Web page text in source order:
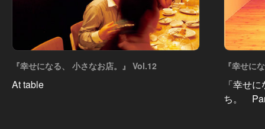
『幸せになる、 小さなお店。』 Vol.12
At table
『幸せに
「幸せ
ち。